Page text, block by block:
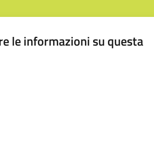
le informazioni su questa